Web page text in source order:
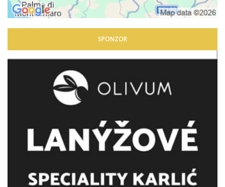
SPONZOR